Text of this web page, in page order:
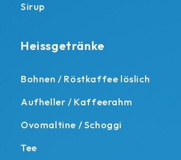
Sirup
Heissgetränke
Bohnen / Röstkaffee löslich
Aufheller / Kaffeerahm
Ovomaltine / Schoggi
Tee